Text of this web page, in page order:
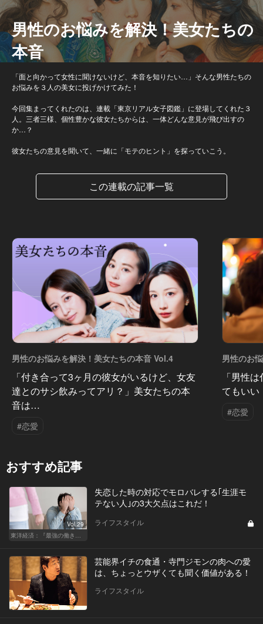
男性のお悩みを解決！美女たちの
本音
「面と向かって女性に聞けないけど、本音を知りたい…」そんな男性たちの
お悩みを３人の美女に投げかけてみた！
今回集まってくれたのは、連載「東京リアル女子図鑑」に登場してくれた３
人。三者三様、個性豊かな彼女たちからは、一体どんな意見が飛び出すの
か…？
彼女たちの意見を聞いて、一緒に「モテのヒント」を探っていこう。
この連載の記事一覧
男性のお悩みを解決！美女たちの本音 Vol.4
「付き合って3ヶ月の彼女がいるけど、女友
達とのサシ飲みってアリ？」美女たちの本
音は…
#恋愛
男性のお
「男性
てもい
#恋愛
おすすめ記事
Vol.29
東洋経済：『最強の働き方』『一流の育て方』
失恋した時の対応でモロバレする｢生涯モ
テない人｣の3大欠点はこれだ！
ライフスタイル
芸能界イチの食通・寺門ジモンの肉への愛
は、ちょっとウザくても聞く価値がある！
ライフスタイル